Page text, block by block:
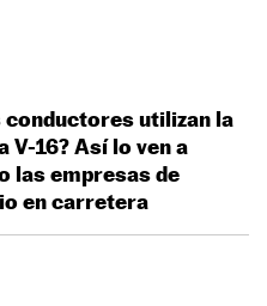
conductores utilizan la
V-16? Así lo ven a
las empresas de
en carretera